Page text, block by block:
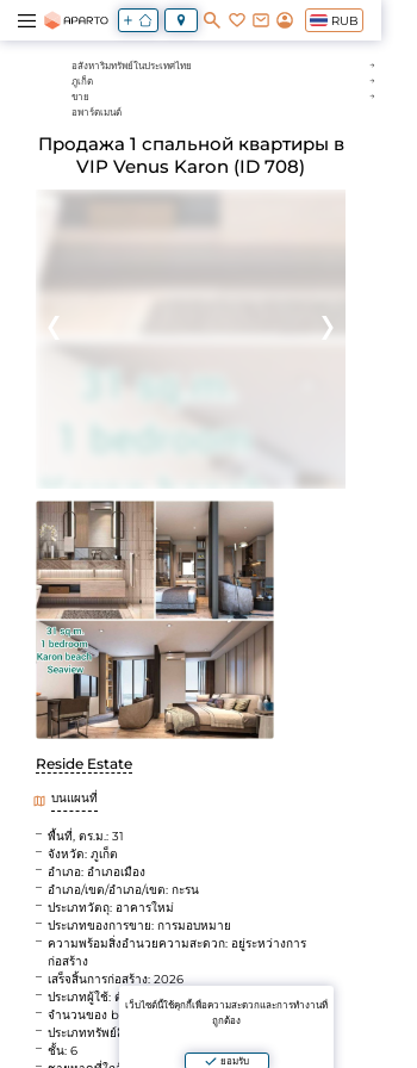
RUB
อสังหาริมทรัพย์ในประเทศไทย
ภูเก็ต
ขาย
อพาร์ตเมนต์
Продажа 1 спальной квартиры в
VIP Venus Karon (ID 708)
Reside Estate
บนแผนที่
พื้นที่, ตร.ม.: 31
จังหวัด: ภูเก็ต
อำเภอ: อำเภอเมือง
อำเภอ/เขต/อำเภอ/เขต: กะรน
ประเภทวัตถุ: อาคารใหม่
ประเภทของการขาย: การมอบหมาย
ความพร้อมสิ่งอำนวยความสะดวก: อยู่ระหว่างการ
ก่อสร้าง
เสร็จสิ้นการก่อสร้าง: 2026
ประเภทผู้ใช้: ตัวแทน
จำนวนของ bedrooms: 1 ห้องนอน
ประเภททรัพย์สิน: ขายที่ดิน
ชั้น: 6
เว็บไซต์นี้ใช้คุกกี้เพื่อความสะดวกและการทำงานที่
ถูกต้อง
ยอมรับ